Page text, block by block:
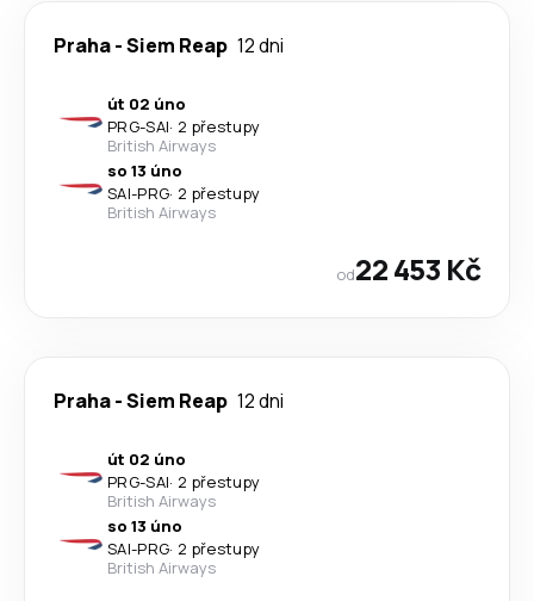
Praha-Siem Reap 12 dni
út 02 úno
PRG-SAI· 2 přestupy
British Airways
so 13 úno
SAI-PRG· 2 přestupy
British Airways
od22 453 Kč
Praha-Siem Reap 12 dni
út 02 úno
PRG-SAI· 2 přestupy
British Airways
so 13 úno
SAI-PRG· 2 přestupy
British Airways